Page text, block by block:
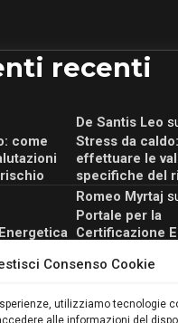
Consenso Cookie
utilizziamo tecnologie
alle informazioni del
recenti
come
De Santis Leo
Stress da
effettuare le
specifiche del
Romeo Myrtaj
Portale per la
Certificazione
scopri il Corso